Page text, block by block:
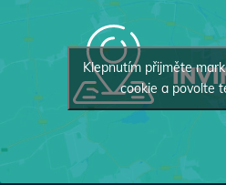
Klepnutím přijměte
cookie a povolte